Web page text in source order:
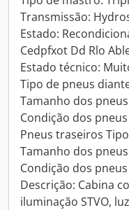
Transmissão:
Estado:
Cedpfxot Dd Rlo
Estado técnico:
Tipo de pneus
Tamanho dos
Condição dos
Pneus traseiros
Tamanho dos
Condição dos
Descrição: Cabina
iluminação STVO,